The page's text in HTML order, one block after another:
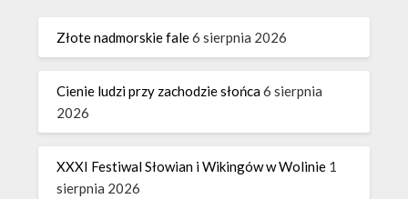
Złote nadmorskie fale6 sierpnia 2026
Cienie ludzi przy zachodzie słońca6 sierpnia
2026
XXXI Festiwal Słowian i Wikingów w Wolinie 1
sierpnia 2026